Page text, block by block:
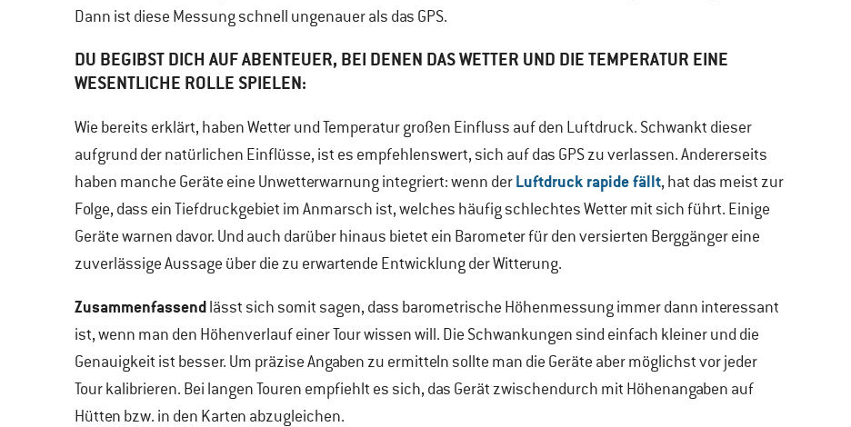
Dann ist diese Messung schnell ungenauer als das GPS.
DU BEGIBST DICH AUF ABENTEUER, BEI DENEN DAS WETTER UND DIE TEMPERATUR EINE
WESENTLICHE ROLLE SPIELEN:
Wie bereits erklärt, haben Wetter und Temperatur großen Einfluss auf den Luftdruck. Schwankt dieser
aufgrund der natürlichen Einflüsse, ist es empfehlenswert, sich auf das GPS zu verlassen. Andererseits
haben manche Geräte eine Unwetterwarnung integriert: wenn derLuftdruck rapide fällt, hat das meist zur
Folge, dass ein Tiefdruckgebiet im Anmarsch ist, welches häufig schlechtes Wetter mit sich führt. Einige
Geräte warnen davor. Und auch darüber hinaus bietet ein Barometer für den versierten Berggänger eine
zuverlässige Aussage über die zu erwartende Entwicklung der Witterung.
Zusammenfassendlässt sich somit sagen, dass barometrische Höhenmessung immer dann interessant
ist, wenn man den Höhenverlauf einer Tour wissen will. Die Schwankungen sind einfach kleiner und die
Genauigkeit ist besser. Um präzise Angaben zu ermitteln sollte man die Geräte aber möglichst vor jeder
Tour kalibrieren. Bei langen Touren empfiehlt es sich, das Gerät zwischendurch mit Höhenangaben auf
Hütten bzw. in den Karten abzugleichen.